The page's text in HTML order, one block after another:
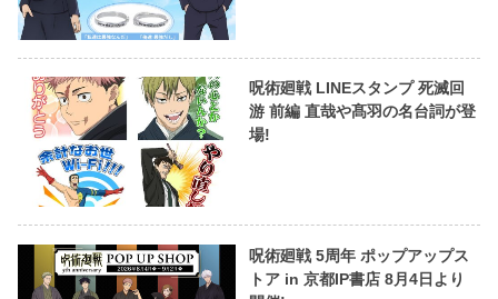
呪術廻戦 LINEスタンプ 死滅回
游 前編 直哉や髙羽の名台詞が登
場!
呪術廻戦 5周年 ポップアップス
トア in 京都IP書店 8月4日より